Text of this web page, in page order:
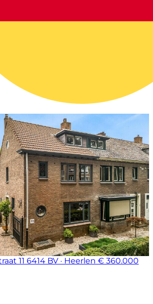
11 6414 BV · Heerlen € 360.000